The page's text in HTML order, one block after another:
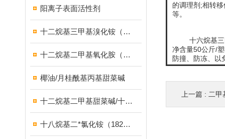
阳离子表面活性剂
十二烷基三甲基溴化铵（1231溴型）
十二烷基二甲基氧化胺（OB-2调理剂）
椰油/月桂酰基丙基甜菜碱
十二烷基二甲基甜菜碱/十二烷基二甲基胺乙内酯/BS-12
十八烷基二*氯化铵（1827）
的调理剂;相转
等。
十六烷基
净含量50公斤/
防撞、防冻、以
上一篇 : 二甲